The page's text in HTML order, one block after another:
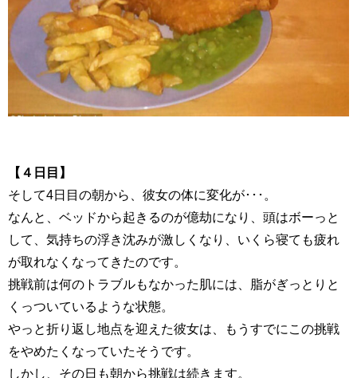
【４日目】
そして4日目の朝から、彼女の体に変化が･･･。
なんと、ベッドから起きるのが億劫になり、頭はボーっと
して、気持ちの浮き沈みが激しくなり、いくら寝ても疲れ
が取れなくなってきたのです。
挑戦前は何のトラブルもなかった肌には、脂がぎっとりと
くっついているような状態。
やっと折り返し地点を迎えた彼女は、もうすでにこの挑戦
をやめたくなっていたそうです。
しかし、その日も朝から挑戦は続きます。